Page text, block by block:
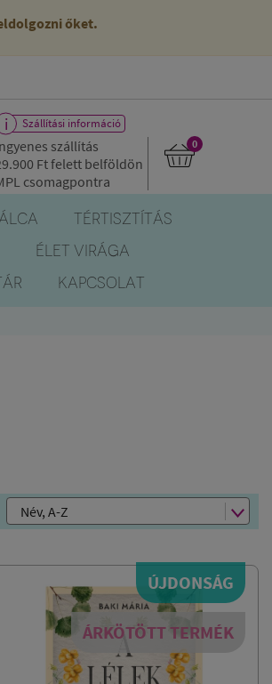
őket.
Szállítási információ
szállítás
Ftfelett belföldön
csomagpontra
0
TÉRTISZTÍTÁS
ÉLET VIRÁGA
KAPCSOLAT
ÚJDONSÁG
ÁRKÖTÖTT TERMÉK